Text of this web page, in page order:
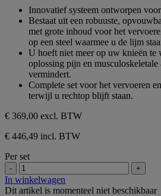
sterren.
Innovatief systeem ontworpen
Bestaat uit een robuuste,
met grote inhoud voor het
op een steel waarmee u de lijm
U hoeft niet meer op uw knieën te
oplossing pijn en
vermindert.
Complete set voor het vervoeren
terwijl u rechtop blijft staan.
€ 369,00 excl. BTW
€ 446,49 incl. BTW
Per set
- +
In winkelwagen
Dit artikel is momenteel niet beschikbaar